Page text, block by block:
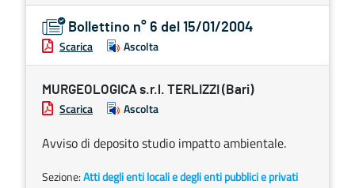
Bollettino n° 6 del 15/01/2004
Scarica Ascolta
MURGEOLOGICA s.r.l. TERLIZZI (Bari)
Scarica Ascolta
Avviso di deposito studio impatto ambientale.
Sezione:Atti degli enti locali e degli enti pubblici e privati